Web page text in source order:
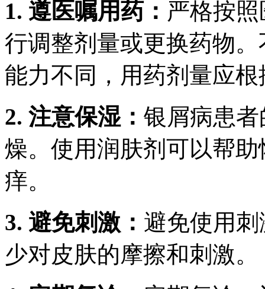
1. 遵医嘱用药： 严格按
行调整剂量或更换药物
能力不同，用药剂量应
2. 注意保湿： 银屑病患
燥。使用润肤剂可以帮
痒。
3. 避免刺激： 避免使用
少对皮肤的摩擦和刺激。